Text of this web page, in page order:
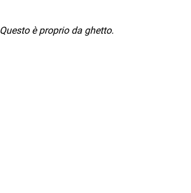
Questo è proprio da ghetto.